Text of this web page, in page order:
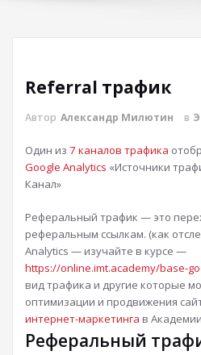
Referral трафик
Автор Александр Милютин в
Один из 7 каналов трафика
Google Analytics «Источники
Канал»
Реферальный трафик — это
реферальным ссылкам. (как
Analytics — изучайте в курсе —
https://online.imt.academy/base-
вид трафика и другие которые
оптимизации и продвижения
интернет-маркетинга в
Реферальный